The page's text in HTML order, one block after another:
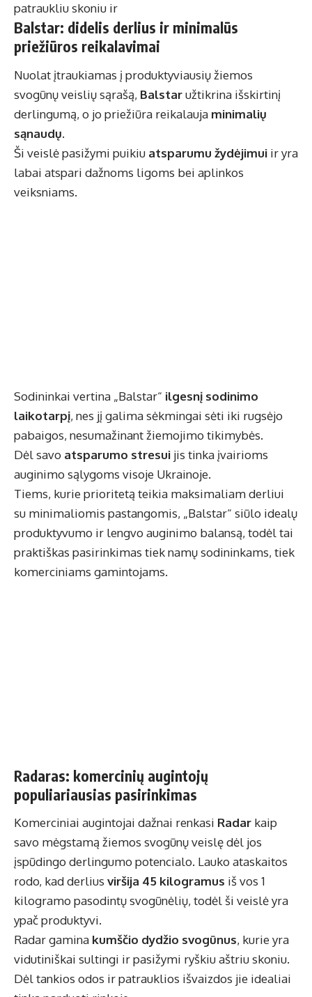
patraukliu skoniu ir
Balstar: didelis derlius ir minimalūs
priežiūros reikalavimai
Nuolat įtraukiamas į produktyviausių žiemos
svogūnų veislių sąrašą, Balstaružtikrina išskirtinį
derlingumą, o jo priežiūra reikalauja minimalių
sąnaudų.
Ši veislė pasižymi puikiu atsparumu žydėjimui ir yra
labai atspari dažnoms ligoms bei aplinkos
veiksniams.
Sodininkai vertina „Balstar“ ilgesnį sodinimo
laikotarpį, nes jį galima sėkmingai sėti iki rugsėjo
pabaigos, nesumažinant žiemojimo tikimybės.
Dėl savo atsparumo stresui jis tinka įvairioms
auginimo sąlygoms visoje Ukrainoje.
Tiems, kurie prioritetą teikia maksimaliam derliui
su minimaliomis pastangomis, „Balstar“ siūlo idealų
produktyvumo ir lengvo auginimo balansą, todėl tai
praktiškas pasirinkimas tiek namų sodininkams, tiek
komerciniams gamintojams.
Radaras: komercinių augintojų
populiariausias pasirinkimas
Komerciniai augintojai dažnai renkasi Radar kaip
savo mėgstamą žiemos svogūnų veislę dėl jos
įspūdingo derlingumo potencialo. Lauko ataskaitos
rodo, kad derlius viršija 45 kilogramus iš vos 1
kilogramo pasodintų svogūnėlių, todėl ši veislė yra
ypač produktyvi.
Radar gamina kumščio dydžio svogūnus, kurie yra
vidutiniškai sultingi ir pasižymi ryškiu aštriu skoniu.
Dėl tankios odos ir patrauklios išvaizdos jie idealiai